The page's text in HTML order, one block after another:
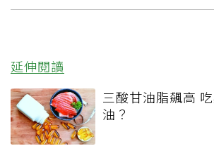
延伸閱讀
三酸甘油脂飆高
油？